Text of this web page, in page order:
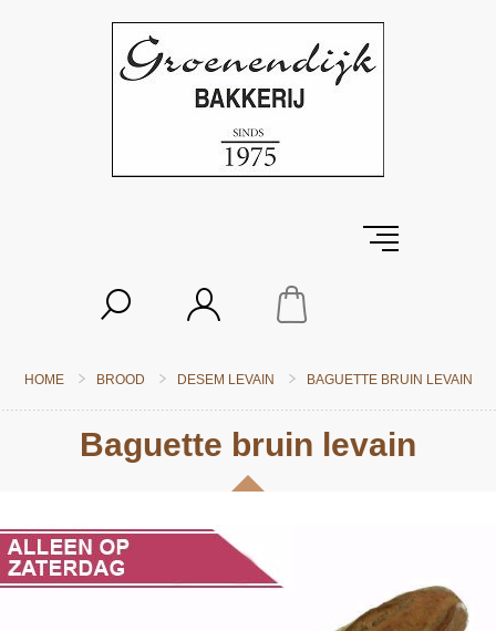
HOME BROOD DESEM LEVAIN BAGUETTE BRUIN LEVAIN
Baguette bruin levain